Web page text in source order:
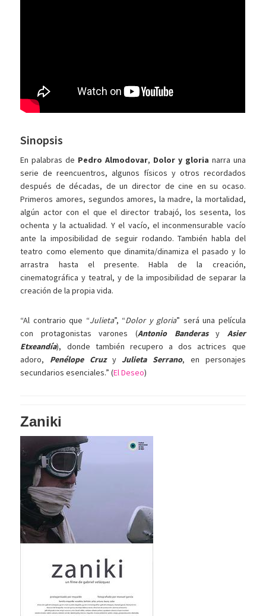
Sinopsis
En palabras de Pedro Almodovar, Dolor y gloria narra una
serie de reencuentros, algunos físicos y otros recordados
después de décadas, de un director de cine en su ocaso.
Primeros amores, segundos amores, la madre, la mortalidad,
algún actor con el que el director trabajó, los sesenta, los
ochenta y la actualidad. Y el vacío, el inconmensurable vacío
ante la imposibilidad de seguir rodando. También habla del
teatro como elemento que dinamita/dinamiza el pasado y lo
arrastra hasta el presente. Habla de la creación,
cinematográfica y teatral, y de la imposibilidad de separar la
creación de la propia vida.
“Al contrario que “Julieta”, “Dolor y gloria” será una película
con protagonistas varones (Antonio Banderasy Asier
Etxeandía), donde también recupero a dos actrices que
adoro, Penélope CruzyJulieta Serrano, en personajes
secundarios esenciales.” (El Deseo)
Zaniki